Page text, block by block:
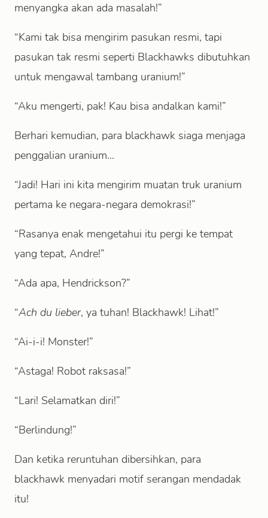
menyangka akan ada masalah!”
“Kami tak bisa mengirim pasukan resmi, tapi
pasukan tak resmi seperti Blackhawks dibutuhkan
untuk mengawal tambang uranium!”
“Aku mengerti, pak! Kau bisa andalkan kami!”
Berhari kemudian, para blackhawk siaga menjaga
penggalian uranium...
“Jadi! Hari ini kita mengirim muatan truk uranium
pertama ke negara-negara demokrasi!”
“Rasanya enak mengetahui itu pergi ke tempat
yang tepat, Andre!”
“Ada apa, Hendrickson?”
“Ach du lieber, ya tuhan! Blackhawk! Lihat!”
“Ai-i-i! Monster!”
“Astaga! Robot raksasa!”
“Lari! Selamatkan diri!”
“Berlindung!”
Dan ketika reruntuhan dibersihkan, para
blackhawk menyadari motif serangan mendadak
itu!